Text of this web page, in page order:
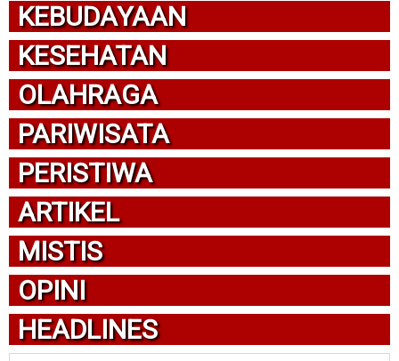
KEBUDAYAAN
KESEHATAN
OLAHRAGA
PARIWISATA
PERISTIWA
ARTIKEL
MISTIS
OPINI
HEADLINES